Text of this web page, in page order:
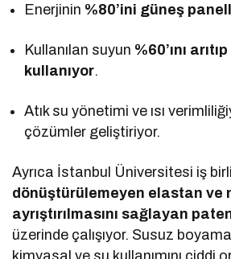
Enerjinin %80’ini güneş
Kullanılan suyun %60’ını
kullanıyor.
Atık su yönetimi ve ısı
çözümler geliştiriyor.
Ayrıca İstanbul Üniversitesi iş
dönüştürülemeyen elastan ve
ayrıştırılmasını sağlayan
üzerinde çalışıyor. Susuz
kimyasal ve su kullanımını ciddi